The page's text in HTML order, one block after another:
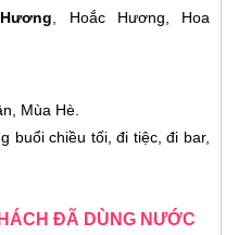
, Hoắc Hương, Hoa
Mùa Hè
buổi chiều tối, đi tiệc, đi bar,
ĐÃ DÙNG NƯỚC